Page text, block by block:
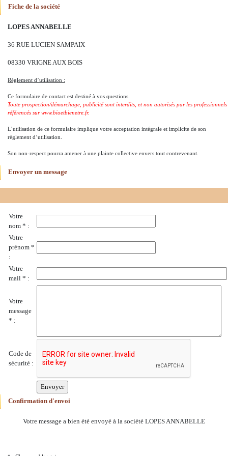
Fiche de la société
LOPES ANNABELLE
36 RUE LUCIEN SAMPAIX
08330 VRIGNE AUX BOIS
Règlement d’utilisation :
Ce formulaire de contact est destiné à vos questions.
Toute prospection/démarchage, publicité sont interdits, et non autorisés par les professionnels
référencés sur www.bioetbienetre.fr.
L’utilisation de ce formulaire implique votre acceptation intégrale et implicite de son
règlement d’utilisation.
Son non-respect pourra amener à une plainte collective envers tout contrevenant.
Envoyer un message
Votre
nom * :
Votre
prénom *
:
Votre
mail * :
Votre
message
* :
Code de
sécurité :
Confirmation d'envoi
Votre message a bien été envoyé à la société LOPES ANNABELLE